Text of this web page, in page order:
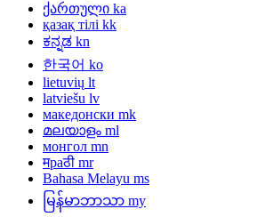
ქართული ka
қазақ тілі kk
ಕನ್ನಡ kn
한국어 ko
lietuvių lt
latviešu lv
македонски mk
മലയാളം ml
монгол mn
मраठी mr
Bahasa Melayu ms
မြန်မာဘာသာ my